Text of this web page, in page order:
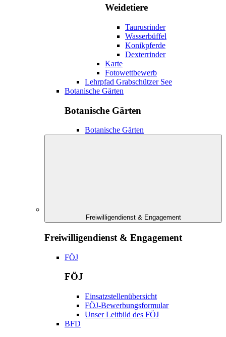
Weidetiere
Taurusrinder
Wasserbüffel
Konikpferde
Dexterrinder
Karte
Fotowettbewerb
Lehrpfad Grabschützer See
Botanische Gärten
Botanische Gärten
Botanische Gärten
Freiwilligendienst & Engagement
Freiwilligendienst & Engagement
FÖJ
FÖJ
Einsatzstellenübersicht
FÖJ-Bewerbungsformular
Unser Leitbild des FÖJ
BFD